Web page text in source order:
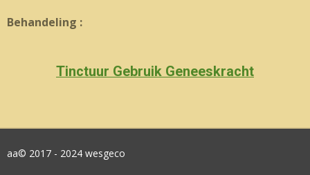
Behandeling :
Tinctuur Gebruik Geneeskracht
aa© 2017 - 2024 wesgeco